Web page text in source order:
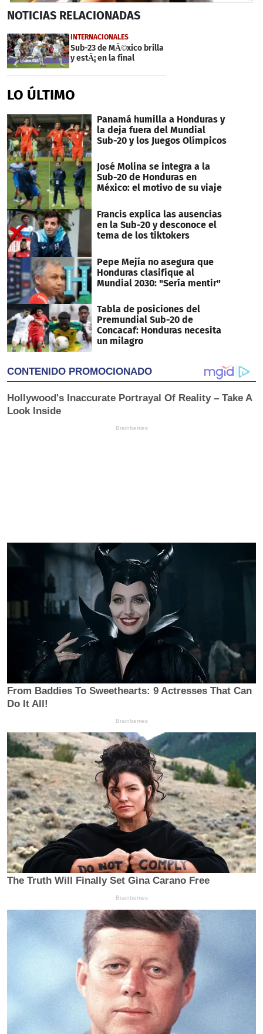
seconds
2
minutes,
18
seconds
NOTICIAS RELACIONADAS
INTERNACIONALES
Sub-23 de MÃ©xico brilla
y estÃ¡ en la final
LO ÚLTIMO
Panamá humilla a Honduras y
la deja fuera del Mundial
Sub-20 y los Juegos Olímpicos
José Molina se integra a la
Sub-20 de Honduras en
México: el motivo de su viaje
Francis explica las ausencias
en la Sub-20 y desconoce el
tema de los tiktokers
Pepe Mejía no asegura que
Honduras clasifique al
Mundial 2030: "Sería mentir"
Tabla de posiciones del
Premundial Sub-20 de
Concacaf: Honduras necesita
un milagro